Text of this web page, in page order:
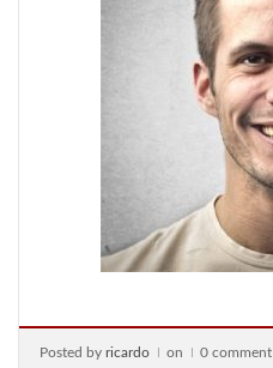
Posted by ricardo on 0 comment